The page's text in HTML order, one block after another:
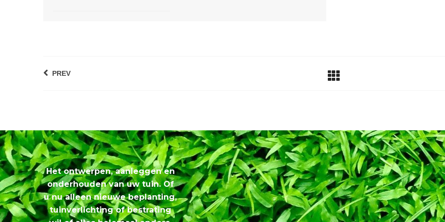
PREV
Het ontwerpen, aanleggen en
onderhouden van uw tuin. Of
u nu alleen nieuwe beplanting,
tuinverlichting of bestrating